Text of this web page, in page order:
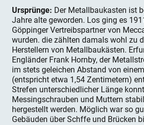
Ursprünge: Der Metallbaukasten ist
Jahre alte geworden. Los ging es
Göppinger Vertreibspartner von
wurden. die zählten damals wohl zu
Herstellern von Metallbaukästen.
Engländer Frank Hornby, der
im stets geleichen Abstand von
(entspricht etwa 1,54 Zentimetern)
Strefen unterschiedlicher Länge
Messingschrauben und Muttern
hergestellt werden. Möglich war so
Gebäuden über Schffe und Brücken